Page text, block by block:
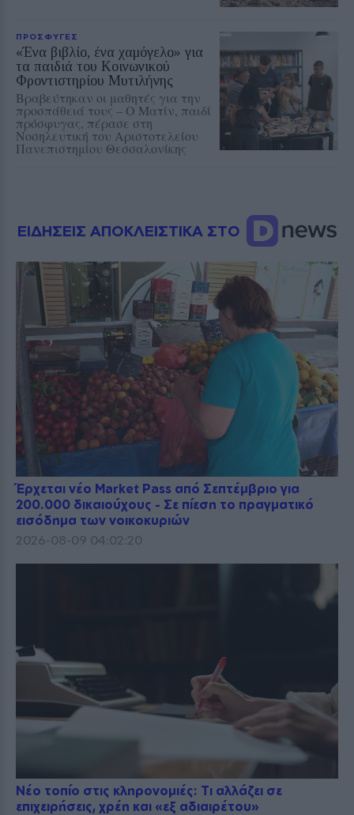
ΠΡΟΣΦΥΓΕΣ
«Ένα βιβλίο, ένα χαμόγελο» για
τα παιδιά του Κοινωνικού
Φροντιστηρίου Μυτιλήνης
Βραβεύτηκαν οι μαθητές για την
προσπάθειά τους – Ο Ματίν, παιδί
πρόσφυγας, πέρασε στη
Νοσηλευτική του Αριστοτελείου
Πανεπιστημίου Θεσσαλονίκης
ΕΙΔΗΣΕΙΣ ΑΠΟΚΛΕΙΣΤΙΚΑ ΣΤΟ
Έρχεται νέο Market Pass από Σεπτέμβριο για
200.000 δικαιούχους - Σε πίεση το πραγματικό
εισόδημα των νοικοκυριών
2026-08-09 04:02:20
Νέο τοπίο στις κληρονομιές: Τι αλλάζει σε
επιχειρήσεις, χρέη και «εξ αδιαιρέτου»